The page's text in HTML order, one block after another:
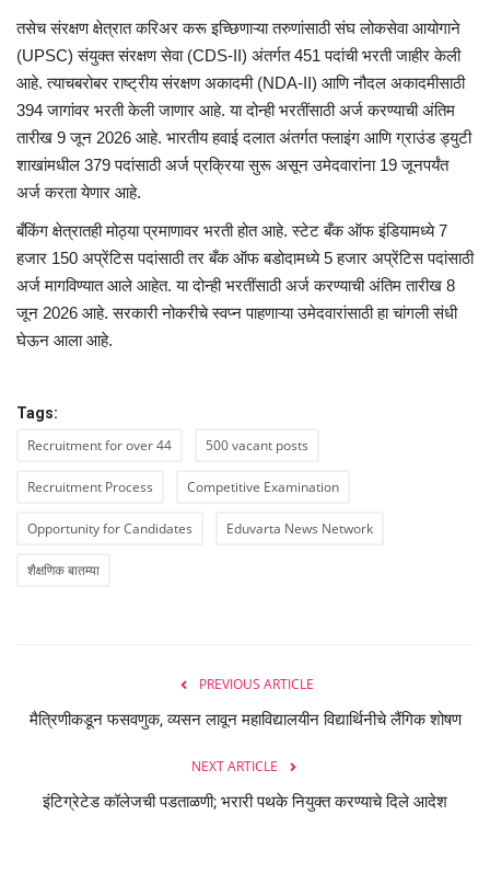
तसेच संरक्षण क्षेत्रात करिअर करू इच्छिणाऱ्या तरुणांसाठी संघ लोकसेवा आयोगाने
(UPSC) संयुक्त संरक्षण सेवा (CDS-II) अंतर्गत 451 पदांची भरती जाहीर केली
आहे. त्याचबरोबर राष्ट्रीय संरक्षण अकादमी (NDA-II) आणि नौदल अकादमीसाठी
394 जागांवर भरती केली जाणार आहे. या दोन्ही भरतींसाठी अर्ज करण्याची अंतिम
तारीख 9 जून 2026 आहे. भारतीय हवाई दलात अंतर्गत फ्लाइंग आणि ग्राउंड ड्युटी
शाखांमधील 379 पदांसाठी अर्ज प्रक्रिया सुरू असून उमेदवारांना 19 जूनपर्यंत
अर्ज करता येणार आहे.
बँकिंग क्षेत्रातही मोठ्या प्रमाणावर भरती होत आहे. स्टेट बँक ऑफ इंडियामध्ये 7
हजार 150 अप्रेंटिस पदांसाठी तर बँक ऑफ बडोदामध्ये 5 हजार अप्रेंटिस पदांसाठी
अर्ज मागविण्यात आले आहेत. या दोन्ही भरतींसाठी अर्ज करण्याची अंतिम तारीख 8
जून 2026 आहे. सरकारी नोकरीचे स्वप्न पाहणाऱ्या उमेदवारांसाठी हा चांगली संधी
घेऊन आला आहे.
Tags:
Recruitment for over 44 500 vacant posts
Recruitment Process Competitive Examination
Opportunity for Candidates Eduvarta News Network
शैक्षणिक बातम्या
PREVIOUS ARTICLE
मैत्रिणीकडून फसवणुक, व्यसन लावून महाविद्यालयीन विद्यार्थिनीचे लैंगिक शोषण
NEXT ARTICLE
इंटिग्रेटेड कॉलेजची पडताळणी; भरारी पथके नियुक्त करण्याचे दिले आदेश